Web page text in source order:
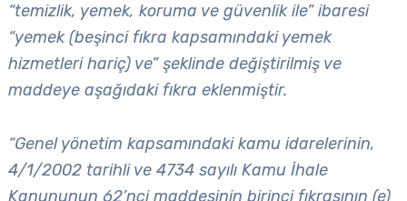
“temizlik, yemek, koruma ve güvenlik ile” ibaresi
“yemek (beşinci fıkra kapsamındaki yemek
hizmetleri hariç) ve” şeklinde değiştirilmiş ve
maddeye aşağıdaki fıkra eklenmiştir.
“Genel yönetim kapsamındaki kamu idarelerinin,
4/1/2002 tarihli ve 4734 sayılı Kamu İhale
Kanununun 62’nci maddesinin birinci fıkrasının (e)